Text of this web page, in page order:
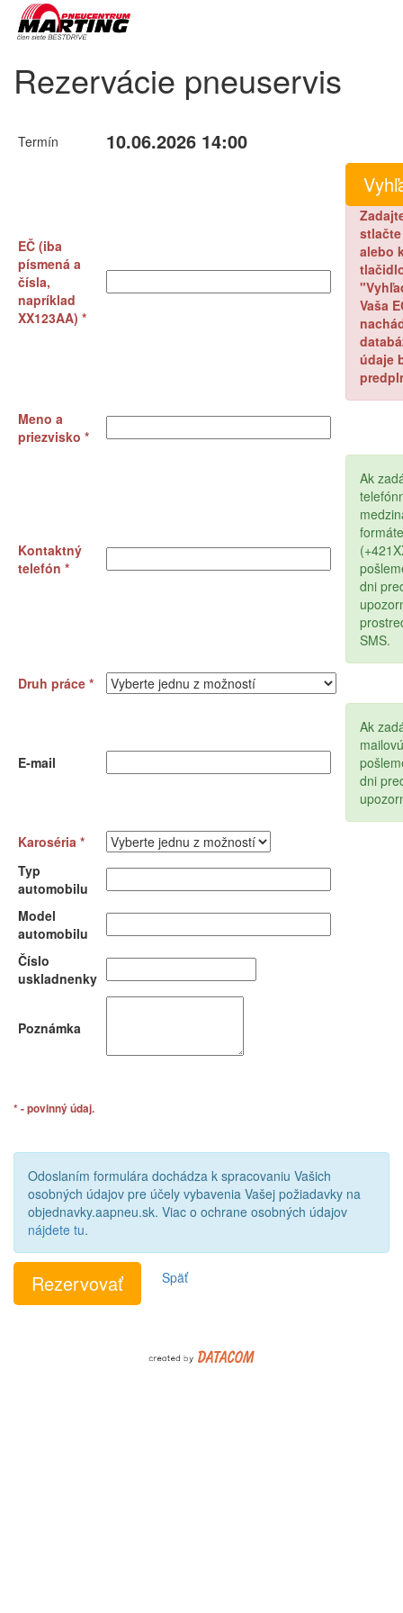
Rezervácie pneuservis
Termín 10.06.2026 14:00
EČ (iba
písmená a
čísla,
napríklad
XX123AA) *
stlačte
alebo
Vaša
údaje
Meno a
priezvisko *
Kontaktný
telefón *
Ak
formáte
dni
SMS.
Druh práce *
E-mail
Ak
dni
Karoséria *
Typ
automobilu
Model
automobilu
Číslo
uskladnenky
Poznámka
* - povinný údaj.
Odoslaním formulára dochádza k spracovaniu Vašich
osobných údajov pre účely vybavenia Vašej požiadavky na
objednavky.aapneu.sk. Viac o ochrane osobných údajov
nájdete tu.
Späť